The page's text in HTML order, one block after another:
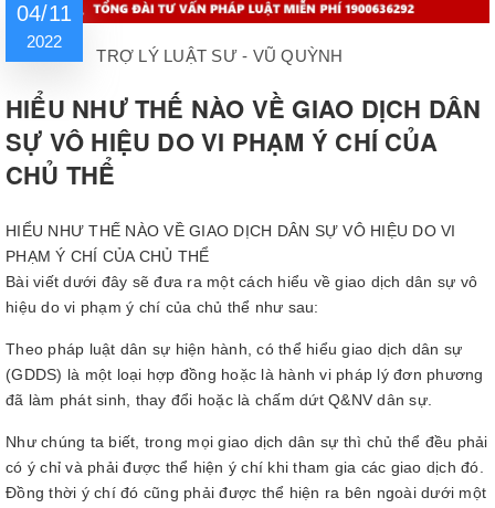
04/11
2022
TRỢ LÝ LUẬT SƯ - VŨ QUỲNH
HIỂU NHƯ THẾ NÀO VỀ GIAO DỊCH DÂN
SỰ VÔ HIỆU DO VI PHẠM Ý CHÍ CỦA
CHỦ THỂ
HIỂU NHƯ THẾ NÀO VỀ GIAO DỊCH DÂN SỰ VÔ HIỆU DO VI
PHẠM Ý CHÍ CỦA CHỦ THỂ
Bài viết dưới đây sẽ đưa ra một cách hiểu về giao dịch dân sự vô
hiệu do vi phạm ý chí của chủ thể như sau:
Theo pháp luật dân sự hiện hành, có thể hiểu giao dịch dân sự
(GDDS) là một loại hợp đồng hoặc là hành vi pháp lý đơn phương
đã làm phát sinh, thay đổi hoặc là chấm dứt Q&NV dân sự.
Như chúng ta biết, trong mọi giao dịch dân sự thì chủ thể đều phải
có ý chỉ và phải được thể hiện ý chí khi tham gia các giao dịch đó.
Đồng thời ý chí đó cũng phải được thể hiện ra bên ngoài dưới một